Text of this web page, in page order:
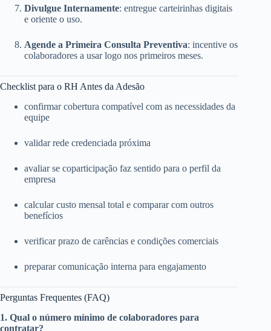
Divulgue Internamente: entregue carteirinhas digitais
e oriente o uso.
Agende a Primeira Consulta Preventiva: incentive os
colaboradores a usar logo nos primeiros meses.
Checklist para o RH Antes da Adesão
confirmar cobertura compatível com as necessidades da
equipe
validar rede credenciada próxima
avaliar se coparticipação faz sentido para o perfil da
empresa
calcular custo mensal total e comparar com outros
benefícios
verificar prazo de carências e condições comerciais
preparar comunicação interna para engajamento
Perguntas Frequentes (FAQ)
1. Qual o número mínimo de colaboradores para
contratar?